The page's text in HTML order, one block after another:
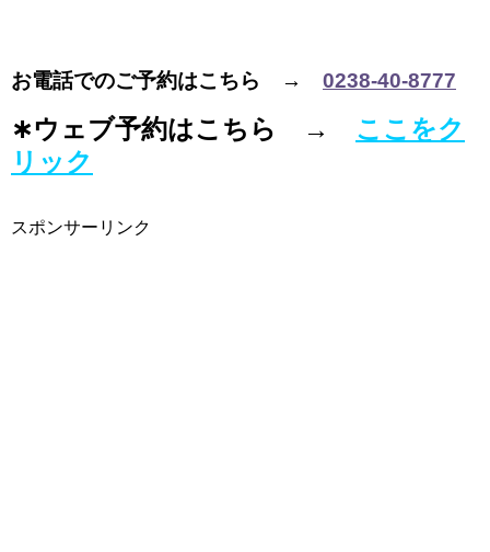
お電話でのご予約はこちら → 0238-40-8777
∗ウェブ予約はこちら → ここをク
リック
スポンサーリンク